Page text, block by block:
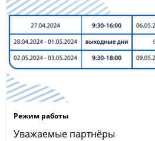
Режим работы
Уважаемые партнёры